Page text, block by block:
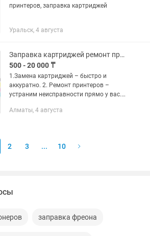
принтеров, заправка картриджей
Уральск, 4 августа
Заправка картриджей ремонт принтерлв и оргтехники
500 - 20 000 ₸
1.Замена картриджей – быстро и
аккуратно. 2. Ремонт принтеров –
устраним неисправности прямо у вас.
экономно, надежно. 4. Ремонт
Алматы, 4 августа
2 3 ... 10
заправка фреона